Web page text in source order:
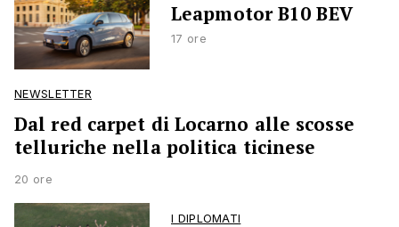
Leapmotor B10 BEV
17 ore
NEWSLETTER
Dal red carpet di Locarno alle scosse
telluriche nella politica ticinese
20 ore
I DIPLOMATI